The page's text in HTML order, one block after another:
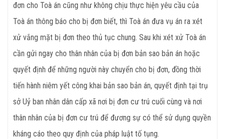
đơn cho Toà án cũng như không chịu thực hiện yêu cầu của
Toà án thông báo cho bị đơn biết, thì Toà án đưa vụ án ra xét
xử vắng mặt bị đơn theo thủ tục chung. Sau khi xét xử Toà án
cần gửi ngay cho thân nhân của bị đơn bản sao bản án hoặc
quyết định để những người này chuyển cho bị đơn, đồng thời
tiến hành niêm yết công khai bản sao bản án, quyết định tại trụ
sở Uỷ ban nhân dân cấp xã nơi bị đơn cư trú cuối cùng và nơi
thân nhân của bị đơn cư trú để đương sự có thể sử dụng quyền
kháng cáo theo quy định của pháp luật tố tụng.